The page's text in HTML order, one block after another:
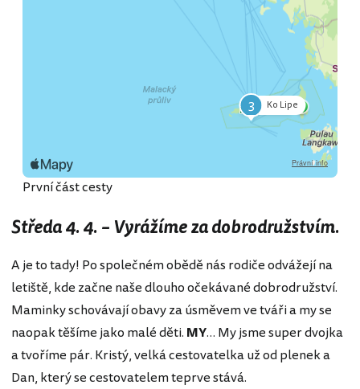
3 Ko Lipe
První část cesty
Středa 4. 4. – Vyrážíme za dobrodružstvím.
A je to tady! Po společném obědě nás rodiče odvážejí na
letiště, kde začne naše dlouho očekávané dobrodružství.
Maminky schovávají obavy za úsměvem ve tváři a my se
naopak těšíme jako malé děti. MY… My jsme super dvojka
a tvoříme pár. Kristý, velká cestovatelka už od plenek a
Dan, který se cestovatelem teprve stává.